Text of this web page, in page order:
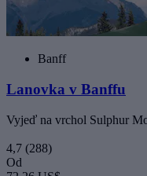
Banff
Lanovka v Banffu
Vyjeď na vrchol Sulphur
4,7 (288)
Od